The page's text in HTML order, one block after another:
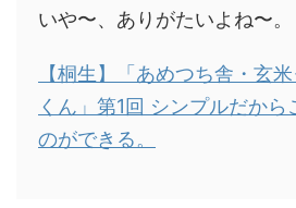
いや〜、ありがたいよね〜。
【桐生】「あめつち舎・玄
くん」第1回 シンプルだから
のができる。